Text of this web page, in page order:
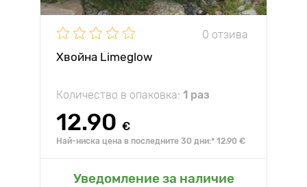
0 отзива
Хвойна Limeglow
Количество в опаковка: 1 раз
12.90 €
Най-ниска цена в последните 30 дни:* 12.90 €
Уведомление за наличие